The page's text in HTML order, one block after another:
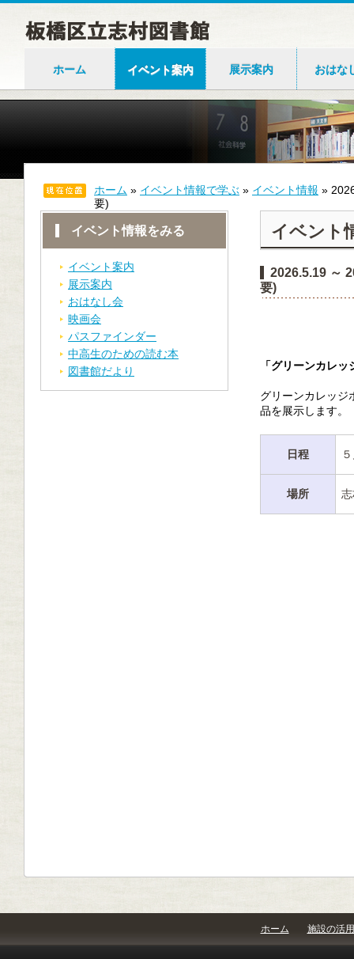
ホーム イベント案内 展示案内 おはな
ホーム » イベント情報で学ぶ » イベント情報 »
要)
イベント情報をみる
イベント案内
展示案内
おはなし会
映画会
パスファインダー
中高生のための読む本
図書館だより
イベント
2026.5.19 ～
要)
「グリーンカレ
グリーンカレッジ
品を展示します。
日程
場所
ホーム 施設の活用